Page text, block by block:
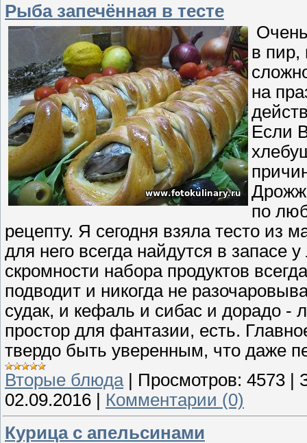
Рыба запечённая в тесте
в пир,
на
Если
по
рецепту. Я сегодня взяла тесто из
для него всегда найдутся в
скромности набора продуктов
подводит и никогда не
судак, и кефаль и сибас и дорадо -
простор для фантазии, есть.
твердо быть уверенным, что даже
Вторые блюда| Просмотров: 4573
02.09.2016
Комментарии (0)
Курица с апельсинами